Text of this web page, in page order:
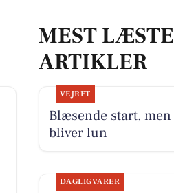
MEST LÆSTE
ARTIKLER
VEJRET
Blæsende start, men
bliver lun
DAGLIGVARER